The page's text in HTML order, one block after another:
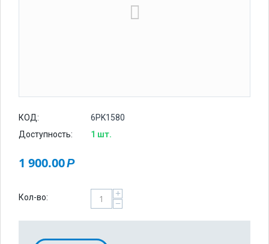
КОД:
6PK1580
Доступность:
1 шт.
1 900.00Р
Кол-во: +
−